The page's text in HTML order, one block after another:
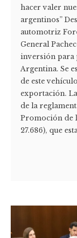
hacer valer
argentinos”
automotriz
General
inversión para
Argentina. Se
de este
exportación.
de la
Promoción de
27.686), que